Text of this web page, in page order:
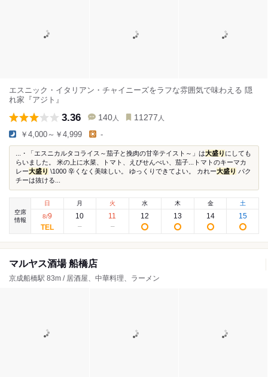
エスニック・イタリアン・チャイニーズをラフな雰囲気で味わえる 隠
れ家『アジト』
3.36 140 人 11277 人
￥4,000～￥4,999 -
...・「エスニカルタコライス～茄子と挽肉の甘辛テイスト～」は大盛り にしても
らいました。 米の上に水菜、トマト、えびせんべい、茄子...トマトのキーマカ
レー大盛り \1000 辛くなく美味しい。 ゆっくりできてよい。 カれー大盛り パク
チーは抜ける...
空席
情報
日
8/9
月
10
火
11
水
12
木
13
金
14
土
15
マルヤス酒場 船橋店
京成船橋駅 83m / 居酒屋、中華料理、ラーメン